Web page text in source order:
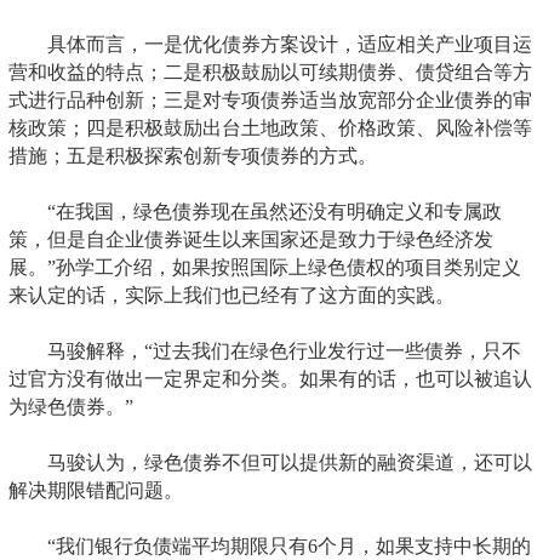
具体而言，一是优化债券方案设计，适应相关产业项目运
营和收益的特点；二是积极鼓励以可续期债券、债贷组合等方
式进行品种创新；三是对专项债券适当放宽部分企业债券的审
核政策；四是积极鼓励出台土地政策、价格政策、风险补偿等
措施；五是积极探索创新专项债券的方式。
“在我国，绿色债券现在虽然还没有明确定义和专属政
策，但是自企业债券诞生以来国家还是致力于绿色经济发
展。”孙学工介绍，如果按照国际上绿色债权的项目类别定义
来认定的话，实际上我们也已经有了这方面的实践。
马骏解释，“过去我们在绿色行业发行过一些债券，只不
过官方没有做出一定界定和分类。如果有的话，也可以被追认
为绿色债券。”
马骏认为，绿色债券不但可以提供新的融资渠道，还可以
解决期限错配问题。
“我们银行负债端平均期限只有6个月，如果支持中长期的